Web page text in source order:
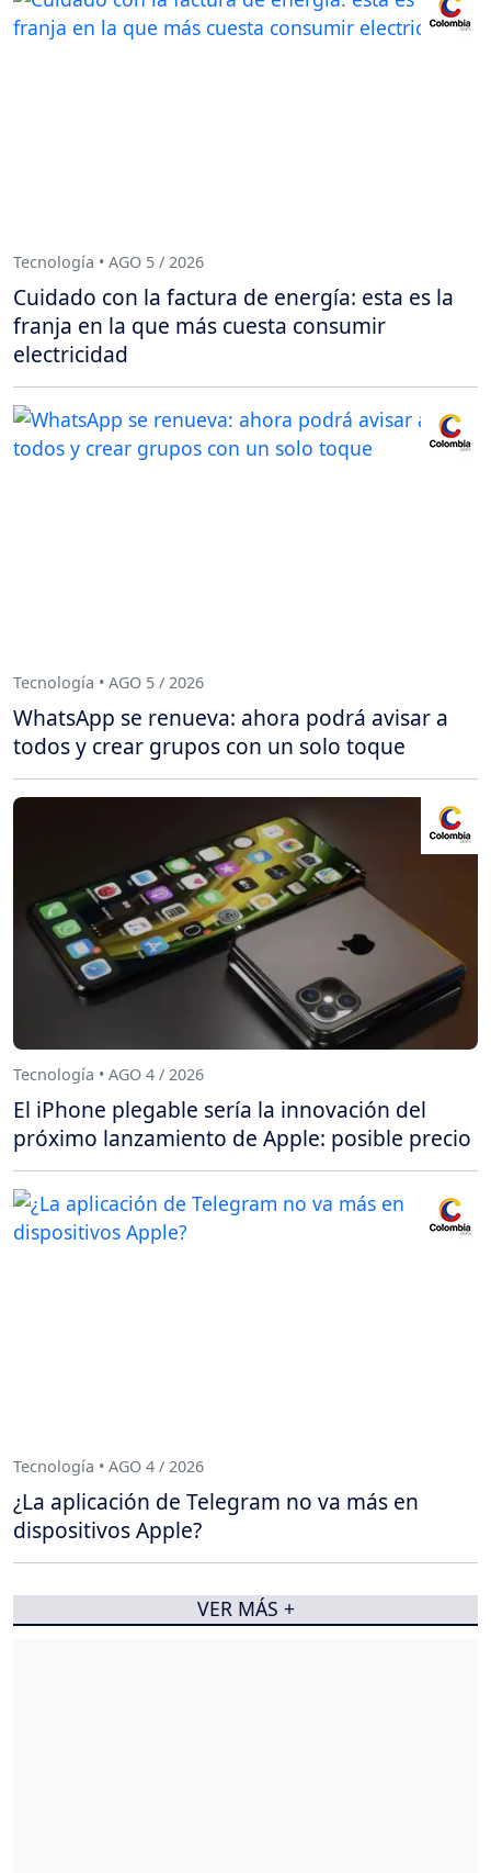
Tecnología • AGO 5 / 2026
Cuidado con la factura de energía: esta es la
franja en la que más cuesta consumir
electricidad
Tecnología • AGO 5 / 2026
WhatsApp se renueva: ahora podrá avisar a
todos y crear grupos con un solo toque
Tecnología • AGO 4 / 2026
El iPhone plegable sería la innovación del
próximo lanzamiento de Apple: posible precio
Tecnología • AGO 4 / 2026
¿La aplicación de Telegram no va más en
dispositivos Apple?
VER MÁS +